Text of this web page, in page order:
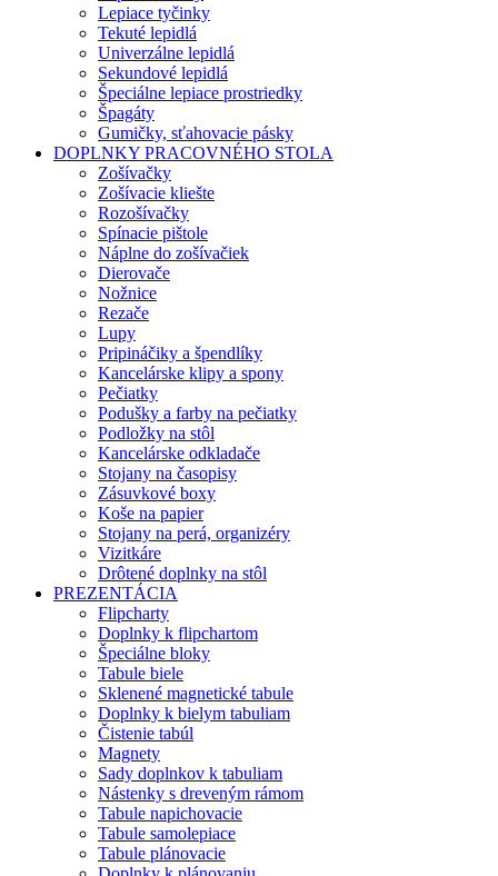
Lepiace tyčinky
Tekuté lepidlá
Univerzálne lepidlá
Sekundové lepidlá
Špeciálne lepiace prostriedky
Špagáty
Gumičky, sťahovacie pásky
DOPLNKY PRACOVNÉHO STOLA
Zošívačky
Zošívacie kliešte
Rozošívačky
Spínacie pištole
Náplne do zošívačiek
Dierovače
Nožnice
Rezače
Lupy
Pripináčiky a špendlíky
Kancelárske klipy a spony
Pečiatky
Podušky a farby na pečiatky
Podložky na stôl
Kancelárske odkladače
Stojany na časopisy
Zásuvkové boxy
Koše na papier
Stojany na perá, organizéry
Vizitkáre
Drôtené doplnky na stôl
PREZENTÁCIA
Flipcharty
Doplnky k flipchartom
Špeciálne bloky
Tabule biele
Sklenené magnetické tabule
Doplnky k bielym tabuliam
Čistenie tabúl
Magnety
Sady doplnkov k tabuliam
Nástenky s dreveným rámom
Tabule napichovacie
Tabule samolepiace
Tabule plánovacie